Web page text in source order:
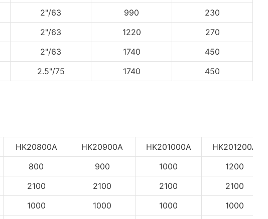
2"/63 990
230
2"/63 1220
270
2"/63 1740
450
2.5"/75 1740 450
HK20800A HK20900A HK201000A
HK201200A
800 900 1000
1200
2100 2100 2100
2100
1000 1000 1000
1000